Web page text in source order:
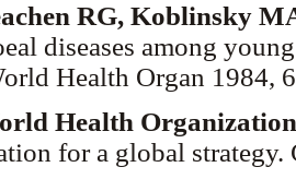
RG, Koblinsky
diseases among
Health Organ 1984,
Health
for a global strategy.